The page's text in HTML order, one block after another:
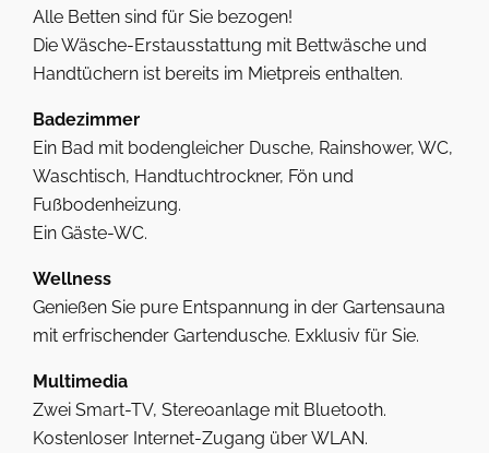
Alle Betten sind für Sie bezogen!
Die Wäsche-Erstausstattung mit Bettwäsche und
Handtüchern ist bereits im Mietpreis enthalten.
Badezimmer
Ein Bad mit bodengleicher Dusche, Rainshower, WC,
Waschtisch, Handtuchtrockner, Fön und
Fußbodenheizung.
Ein Gäste-WC.
Wellness
Genießen Sie pure Entspannung in der Gartensauna
mit erfrischender Gartendusche. Exklusiv für Sie.
Multimedia
Zwei Smart-TV, Stereoanlage mit Bluetooth.
Kostenloser Internet-Zugang über WLAN.